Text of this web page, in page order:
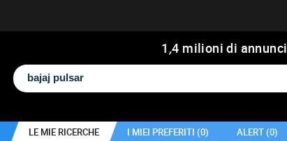
1 ,4 milioni di annunci
LE MIE RICERCHE I MIEI PREFERITI (0) ALERT (0)